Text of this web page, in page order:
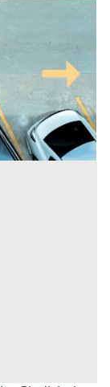
che bisogna
ai posti
[...]